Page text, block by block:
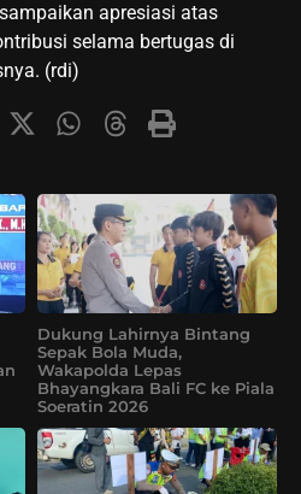
apresiasi atas
selama bertugas di
(rdi)
Dukung Lahirnya Bintang
Sepak Bola Muda,
Wakapolda Lepas
Bhayangkara Bali FC ke Piala
Soeratin 2026